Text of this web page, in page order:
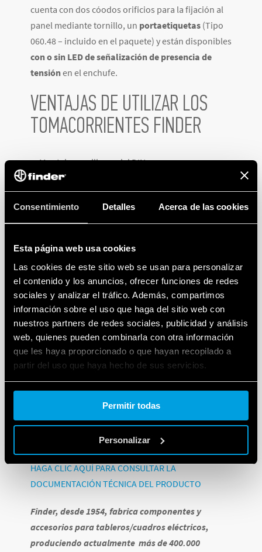
Consentimiento Detalles Acerca de las cookies
Esta página web usa cookies
Las cookies de este sitio web se usan para personalizar
el contenido y los anuncios, ofrecer funciones de redes
sociales y analizar el tráfico. Además, compartimos
información sobre el uso que haga del sitio web con
nuestros partners de redes sociales, publicidad y análisis
web, quienes pueden combinarla con otra información
que les haya proporcionado o que hayan recopilado a
partir del uso que haya hecho de sus servicios.
Cookie policy.
Permitir todas
Personalizar
cuenta con dos cóodos orificios para la fijación al
panel mediante tornillo, un portaetiquetas (Tipo
060.48 – incluido en el paquete) y están disponibles
con o sin LED de señalización de presencia de
tensiónen el enchufe.
VENTAJAS DE UTILIZAR LOS
TOMACORRIENTES FINDER
Montaje sencillo en riel DIN
Procedencia Made in Italy
LED de señalización ante presencia de tensión
Certificados
eIMQpara la evaluación de la
conformidad y certificación de productos y
DOS COLORES DIFERENTES PARA MAYOR
SEGURIDAD Y RECONOCIMIENTO
Gracias a los dos colores diferentes,gris RAL 7035y
amarillo RAL 1021, la serie 7U Finder para
tableros/cuadros eléctricos garantizan la
simplificación de la instalación y el mantenimiento.
7U.00.8.230.002 (color amarillo) está
acuerdo con las normativas DIN VDE 0105-1 / IEC 204-1
/ EN 60204-1 / DIN VDE 0113 Parte 1.
HAGA CLIC AQUÍ PARA CONSULTAR LA
DOCUMENTACIÓN TÉCNICA DEL PRODUCTO
Finder, desde 1954, fabrica componentes y
accesorios para tableros/cuadros eléctricos,
produciendo actualmente más de 400.000